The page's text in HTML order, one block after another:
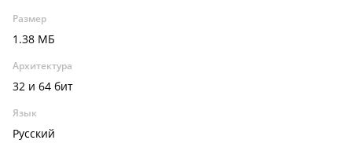
Размер
1.38 МБ
Архитектура
32 и 64 бит
Язык
Русский